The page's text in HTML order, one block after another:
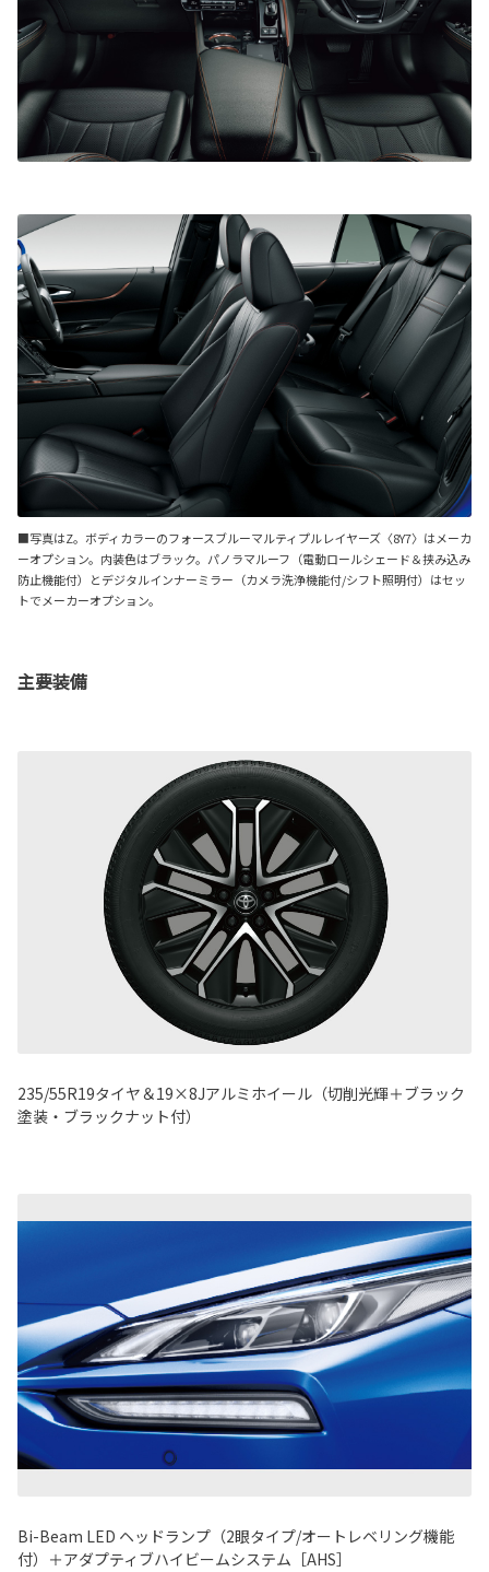
■写真はZ。ボディカラーのフォースブルーマルティプルレイヤーズ〈8Y7〉はメーカ
ーオプション。内装色はブラック。パノラマルーフ（電動ロールシェード＆挟み込み
防止機能付）とデジタルインナーミラー（カメラ洗浄機能付/シフト照明付）はセッ
トでメーカーオプション。
主要装備
235/55R19タイヤ＆19×8Jアルミホイール（切削光輝＋ブラック
塗装・ブラックナット付）
Bi-Beam LED ヘッドランプ（2眼タイプ/オートレベリング機能
付）＋アダプティブハイビームシステム［AHS］